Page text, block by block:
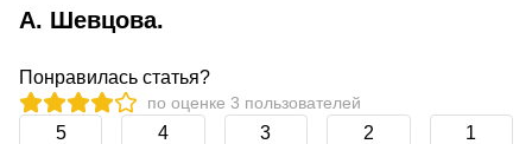
А. Шевцова.
Понравилась статья?
по оценке 3 пользователей
5 4 3 2 1